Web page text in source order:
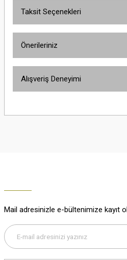
Taksit Seçenekleri
Önerileriniz
yetersiz gördüğünüz noktaları öneri
Gönder
Alışveriş Deneyimi
M... K... | 29/12/2025
Mail adresinizle e-bültenimize kayıt